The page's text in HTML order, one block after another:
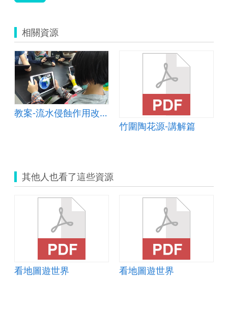
相關資源
教案-流水侵蝕作用改變地貌&amp;mdash;以峽谷為例
竹圍陶花源-講解篇
其他人也看了這些資源
看地圖遊世界 看地圖遊世界